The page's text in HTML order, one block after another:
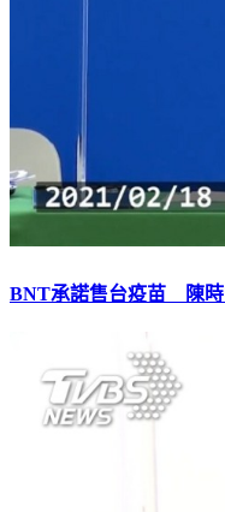
BNT承諾售台疫苗 陳時